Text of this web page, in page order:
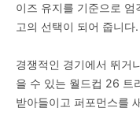
이즈 유지를 기준으로
고의 선택이 되어 줍니다.
경쟁적인 경기에서 뛰거
을 수 있는 월드컵 26 트
받아들이고 퍼포먼스를